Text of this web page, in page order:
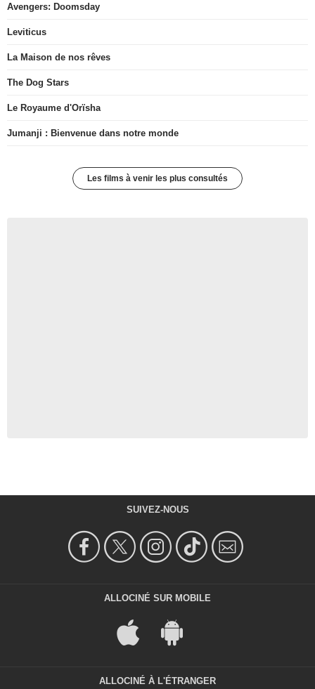
Avengers: Doomsday
Leviticus
La Maison de nos rêves
The Dog Stars
Le Royaume d'Orïsha
Jumanji : Bienvenue dans notre monde
Les films à venir les plus consultés
SUIVEZ-NOUS
ALLOCINÉ SUR MOBILE
ALLOCINÉ À L'ÉTRANGER